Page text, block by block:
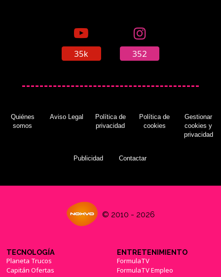
35k 352
Quiénes
somos
Aviso Legal
Política de
privacidad
Política de
cookies
Gestionar
cookies y
privacidad
Publicidad Contactar
© 2010 - 2026
TECNOLOGÍA
Planeta Trucos
Capitán Ofertas
ENTRETENIMIENTO
FormulaTV
FormulaTV Empleo